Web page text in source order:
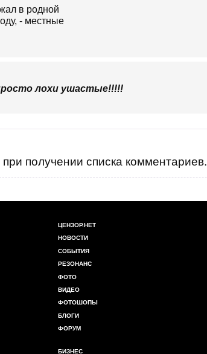
лохи ушастые!!!!!
получении списка комментариев.
ЦЕНЗОР.НЕТ
НОВОСТИ
СОБЫТИЯ
РЕЗОНАНС
ФОТО
ВИДЕО
ФОТОШОПЫ
БЛОГИ
ФОРУМ
БИЗНЕС